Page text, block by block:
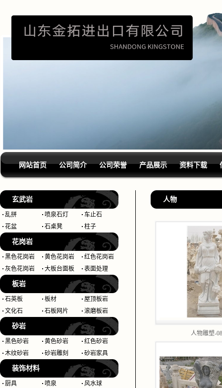
网站首页 公司简介 公司荣誉 产品展示 资料下载
玄武岩
乱拼 喷泉石灯
车止石
花盆
石桌凳 柱子
花岗岩
黑色花岗岩 黄色花岗岩
红色花岗岩
灰色花岗岩
大板台面板 表面处理
板岩
石英板 板材
屋顶板岩
文化石
石板网片 滚磨板岩
砂岩
黑色砂岩 黄色砂岩
红色砂岩
木纹砂岩
砂岩雕刻 砂岩家具
装饰材料
厨具 喷泉
风水球
人物
人物雕塑-08